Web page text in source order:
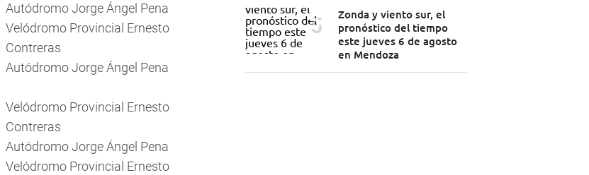
Autódromo Jorge Ángel Pena
Velódromo Provincial Ernesto
Contreras
Autódromo Jorge Ángel Pena
Velódromo Provincial Ernesto
Contreras
Autódromo Jorge Ángel Pena
Velódromo Provincial Ernesto
Zonda y viento sur, el
pronóstico del tiempo
este jueves 6 de agosto
en Mendoza